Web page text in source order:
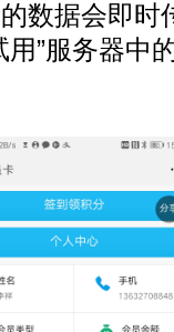
数据会即时
用”服务器中